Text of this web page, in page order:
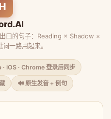
口的句子：Reading × Shadow ×
一路用起来。
· iOS · Chrome 登录后同步
🔊 原生发音 + 例句